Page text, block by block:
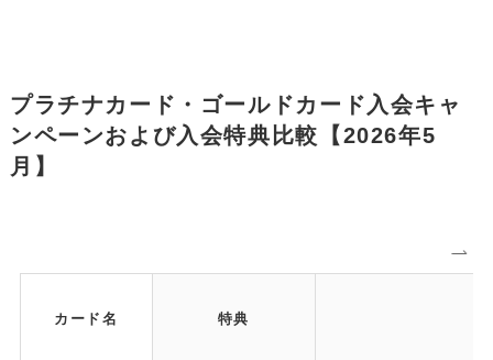
POPULAR
新NISA【月10万・20万・30万積立】20年後の資産額シミュレー
プラチナカード・ゴールドカード入会キャ
ンペーンおよび入会特典比較【2026年5
月】
カード名 特典